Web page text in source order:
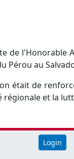
de l'Honorable
Pérou au
était de
et la
Login